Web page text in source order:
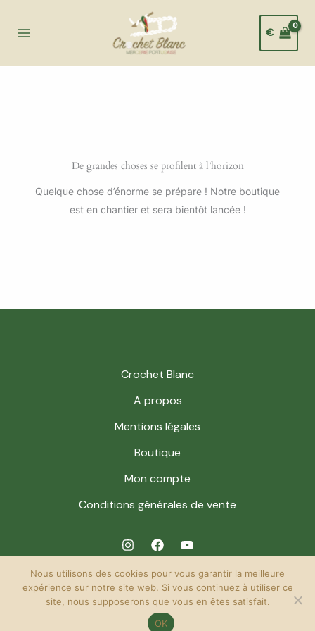
€
De grandes choses se profilent à l’horizon
Quelque chose d’énorme se prépare ! Notre boutique
est en chantier et sera bientôt lancée !
Crochet Blanc
A propos
Mentions légales
Boutique
Mon compte
Conditions générales de vente
© 2026 Crochet Blanc. Powered by Crochet Blanc.
Nous utilisons des cookies pour vous garantir la meilleure
expérience sur notre site web. Si vous continuez à utiliser ce
site, nous supposerons que vous en êtes satisfait.
OK